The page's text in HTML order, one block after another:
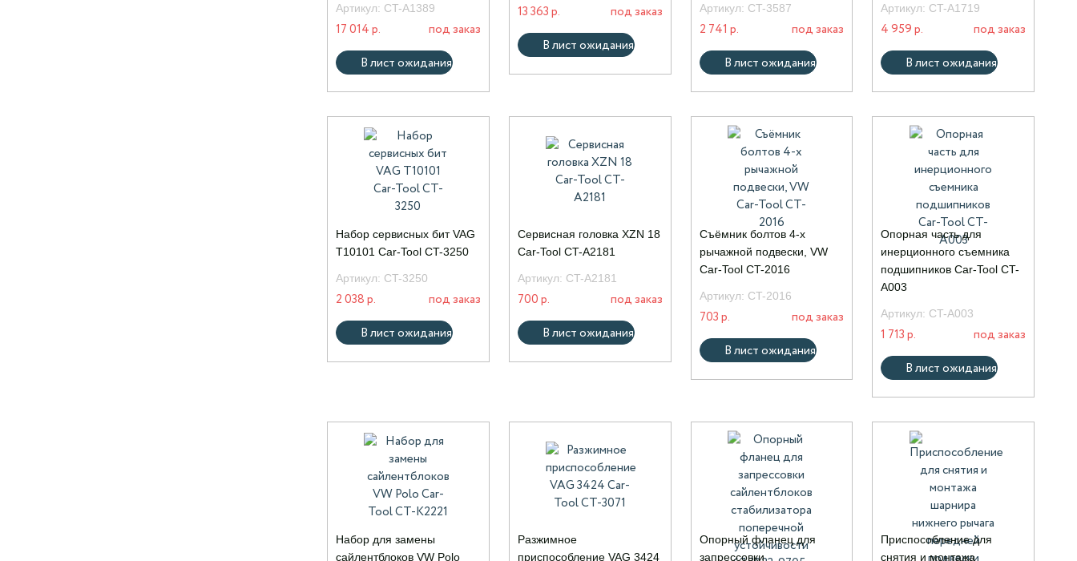
Артикул: CT-A1389
17 014 р. под заказ
В лист ожидания
13 363 р. под заказ
В лист ожидания
Артикул: CT-3587
2 741 р. под заказ
В лист ожидания
Артикул: CT-A1719
4 959 р. под заказ
В лист ожидания
Набор сервисных бит VAG
T10101 Car-Tool CT-3250
Артикул: CT-3250
2 038 р. под заказ
В лист ожидания
Сервисная головка XZN 18
Car-Tool CT-A2181
Артикул: CT-A2181
700 р. под заказ
В лист ожидания
Съёмник болтов 4-х
рычажной подвески, VW
Car-Tool CT-2016
Артикул: CT-2016
703 р. под заказ
В лист ожидания
Опорная часть для
инерционного съемника
подшипников Car-Tool CT-
A003
Артикул: CT-A003
1 713 р. под заказ
В лист ожидания
Набор для замены
сайлентблоков VW Polo
Разжимное
приспособление VAG 3424
Опорный фланец для
запрессовки
Приспособление для
снятия и монтажа